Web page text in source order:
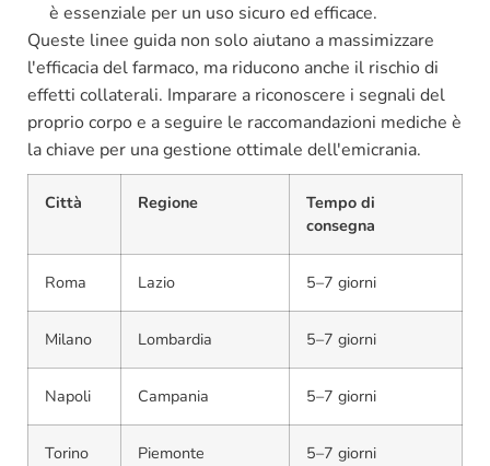
è essenziale per un uso sicuro ed efficace.
Queste linee guida non solo aiutano a massimizzare
l'efficacia del farmaco, ma riducono anche il rischio di
effetti collaterali. Imparare a riconoscere i segnali del
proprio corpo e a seguire le raccomandazioni mediche è
la chiave per una gestione ottimale dell'emicrania.
Città Regione
Tempo di
consegna
Roma Lazio 5–7 giorni
Milano Lombardia 5–7 giorni
Napoli Campania 5–7 giorni
Torino Piemonte 5–7 giorni